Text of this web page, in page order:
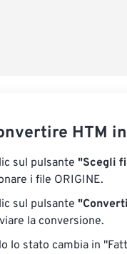
HTM in
sul pulsante "Scegli
i file ORIGINE.
sul pulsante
la conversione.
lo stato cambia in